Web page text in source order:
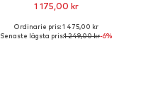
1 175,00 kr
Ordinarie pris: 1 475,00 kr
Senaste lägsta pris:1 249,00 kr-6%